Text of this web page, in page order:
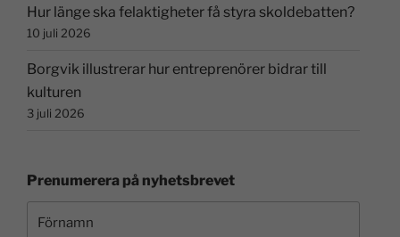
Hur länge ska felaktigheter få styra skoldebatten?
10 juli 2026
Borgvik illustrerar hur entreprenörer bidrar till
kulturen
3 juli 2026
Prenumerera på nyhetsbrevet